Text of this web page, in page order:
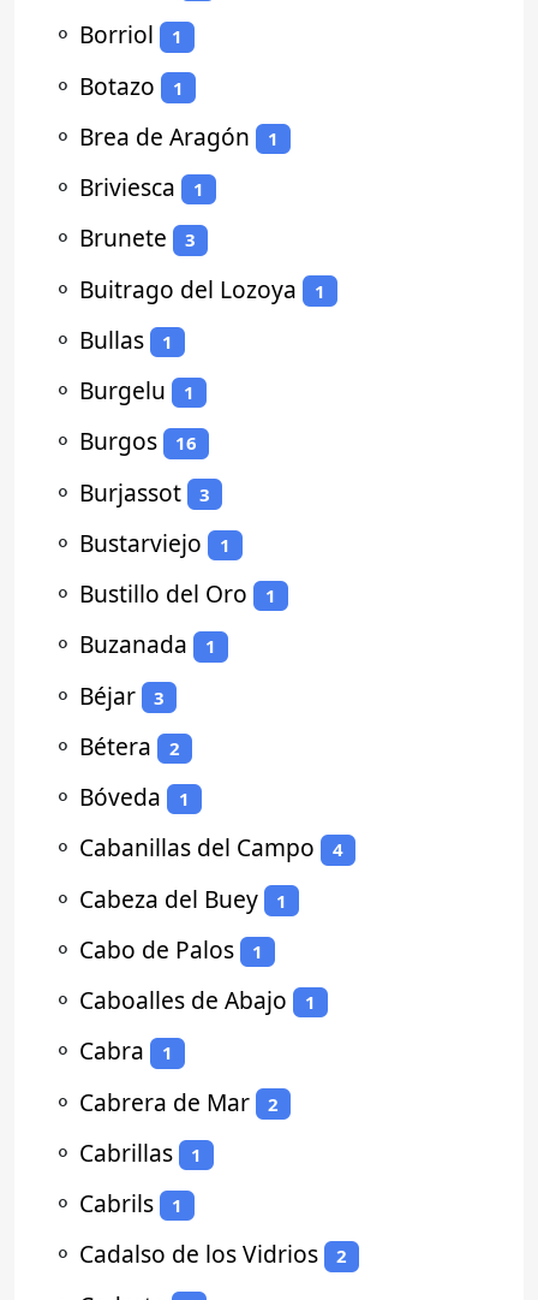
⚬ Borriol 1
⚬ Botazo 1
⚬ Brea de Aragón 1
⚬ Briviesca 1
⚬ Brunete 3
⚬ Buitrago del Lozoya 1
⚬ Bullas 1
⚬ Burgelu 1
⚬ Burgos 16
⚬ Burjassot 3
⚬ Bustarviejo 1
⚬ Bustillo del Oro 1
⚬ Buzanada 1
⚬ Béjar 3
⚬ Bétera 2
⚬ Bóveda 1
⚬ Cabanillas del Campo 4
⚬ Cabeza del Buey 1
⚬ Cabo de Palos 1
⚬ Caboalles de Abajo 1
⚬ Cabra 1
⚬ Cabrera de Mar 2
⚬ Cabrillas 1
⚬ Cabrils 1
⚬ Cadalso de los Vidrios 2